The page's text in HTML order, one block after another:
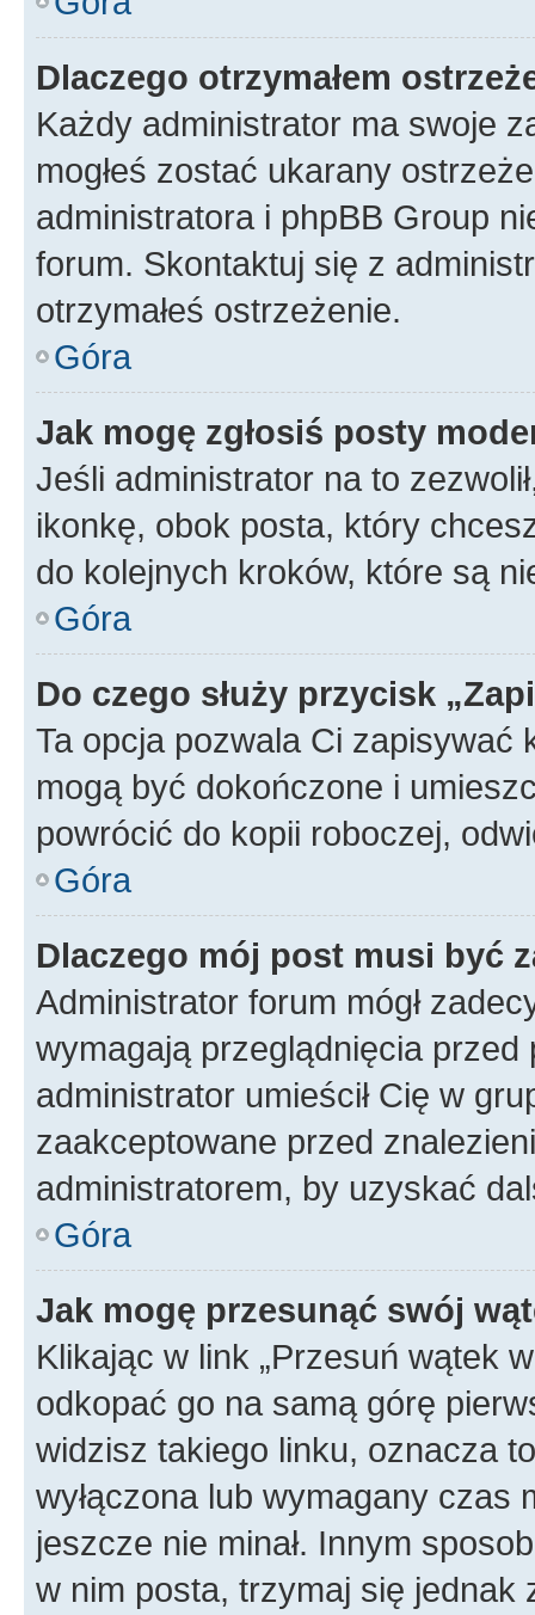
Dlaczego otrzymałem
Każdy administrator ma swoje
mogłeś zostać ukarany
administratora i phpBB Group
forum. Skontaktuj się z
otrzymałeś ostrzeżenie.
Góra
Jak mogę zgłosiś posty
Jeśli administrator na to
ikonkę, obok posta, który
do kolejnych kroków, które są
Góra
Do czego służy przycisk
Ta opcja pozwala Ci zapisywać
mogą być dokończone i
powrócić do kopii roboczej,
Góra
Dlaczego mój post musi być
Administrator forum mógł
wymagają przeglądnięcia
administrator umieścił Cię w
zaakceptowane przed
administratorem, by uzyskać
Góra
Jak mogę przesunąć swój
Klikając w link „Przesuń wątek
odkopać go na samą górę
widzisz takiego linku, oznacza
wyłączona lub wymagany czas
jeszcze nie minał. Innym
w nim posta, trzymaj się jednak